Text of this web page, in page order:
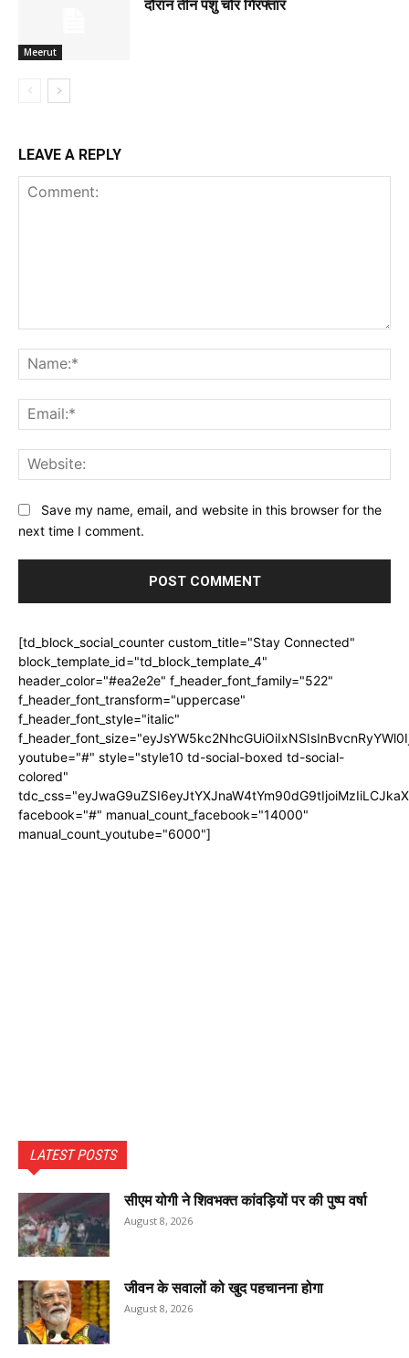
Meerut
दौरान तीन पशु चोर गिरफ्तार
LEAVE A REPLY
Save my name, email, and website in this browser for the
next time I comment.
[td_block_social_counter custom_title="Stay Connected"
block_template_id="td_block_template_4"
header_color="#ea2e2e" f_header_font_family="522"
f_header_font_transform="uppercase"
f_header_font_style="italic"
youtube="#" style="style10 td-social-boxed td-social-
colored"
facebook="#" manual_count_facebook="14000"
manual_count_youtube="6000"]
LATEST POSTS
सीएम योगी ने शिवभक्त कांवड़ियों पर की पुष्प वर्षा
August 8, 2026
जीवन के सवालों को खुद पहचानना होगा
August 8, 2026